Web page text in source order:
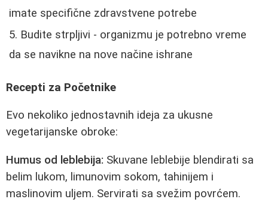
imate specifične zdravstvene potrebe
Budite strpljivi - organizmu je potrebno vreme
da se navikne na nove načine ishrane
Recepti za Početnike
Evo nekoliko jednostavnih ideja za ukusne
vegetarijanske obroke:
Humus od leblebija: Skuvane leblebije blendirati sa
belim lukom, limunovim sokom, tahinijem i
maslinovim uljem. Servirati sa svežim povrćem.